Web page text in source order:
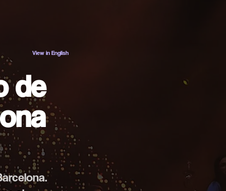
View in English
de